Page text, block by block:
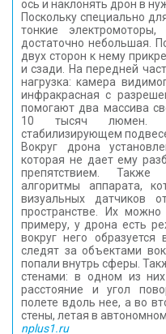
ось и наклонять дрон в
Поскольку специально
тонкие
достаточно небольшая.
двух сторон к нему
и сзади. На передней
нагрузка: камера
инфракрасная с
помогают два массива
10 тысяч люмен.
стабилизирующем
Вокруг дрона
которая не дает ему
препятствием. Также
алгоритмы аппарата,
визуальных датчиков
пространстве. Их
примеру, у дрона есть
вокруг него
следят за объектами
попали внутрь сферы.
стенами: в одном из
расстояние и угол
полете вдоль нее, а во
стены, летая в
nplus1.ru